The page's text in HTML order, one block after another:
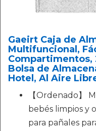
Gaeirt Caja de
Multifuncional,
Compartimentos,
Bolsa de
Hotel, Al Aire
【Ordenado】
bebés limpios y
para pañales